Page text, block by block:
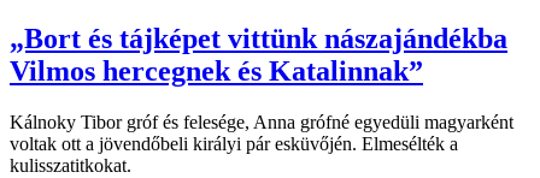
„Bort és tájképet vittünk nászajándékba
Vilmos hercegnek és Katalinnak”
Kálnoky Tibor gróf és felesége, Anna grófné egyedüli magyarként
voltak ott a jövendőbeli királyi pár esküvőjén. Elmesélték a
kulisszatitkokat.